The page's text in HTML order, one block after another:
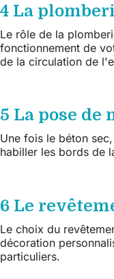
4 La
Le rôle de la
fonctionnement de
de la circulation de
5 La pose de
Une fois le béton
habiller les bords de
6 Le
Le choix du
décoration
particuliers.